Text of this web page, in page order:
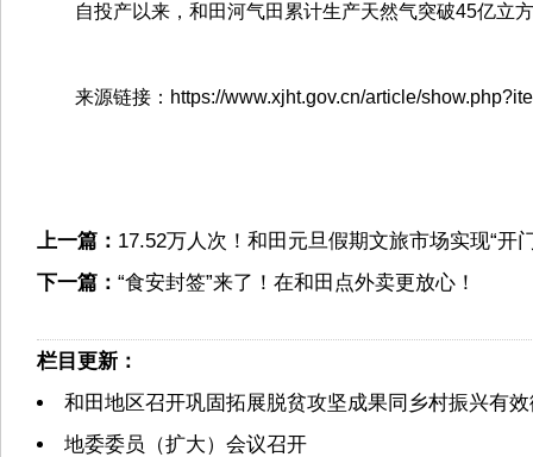
自投产以来，和田河气田累计生产天然气突破45亿立
来源链接：https://www.xjht.gov.cn/article/
上一篇： 17.52万人次！和田元旦假期文旅市场实现“开
下一篇： “食安封签”来了！在和田点外卖更放心！
栏目更新：
和田地区召开巩固拓展脱贫攻坚成果同乡村振兴有
地委委员（扩大）会议召开